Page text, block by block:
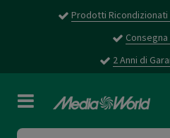
Prodotti Ricondizionati
2 Anni di